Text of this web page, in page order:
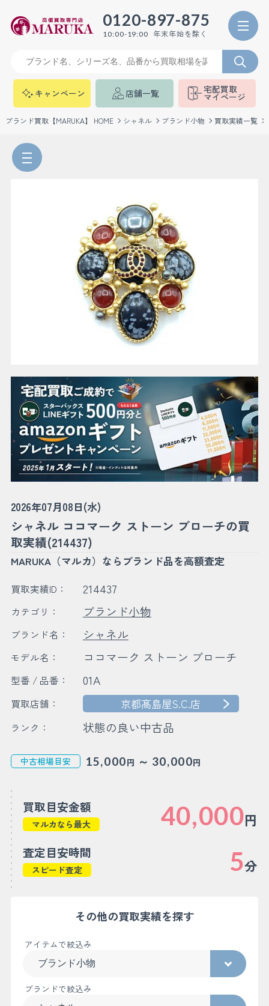
0120-897-875
10:00-19:00 年末年始を除く
キャンペーン 店舗一覧 宅配買取
マイページ
ブランド買取【MARUKA】 HOME シャネル ブランド小物 買取実績一覧
2026年07月08日(水)
シャネル ココマーク ストーン ブローチの買
取実績(214437)
MARUKA（マルカ）ならブランド品を高額査定
買取実績ID： 214437
カテゴリ： ブランド小物
ブランド名： シャネル
モデル名： ココマーク ストーン ブローチ
型番 / 品番： 01A
買取店舗： 京都髙島屋S.C.店
ランク： 状態の良い中古品
中古相場目安 15,000円 ～ 30,000円
買取目安金額
マルカなら最大 40,000円
査定目安時間
スピード査定 5分
その他の買取実績を探す
アイテムで絞込み
ブランドで絞込み